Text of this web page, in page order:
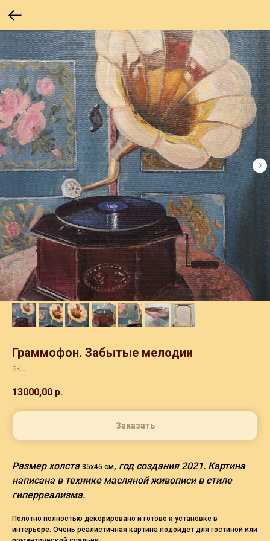
Граммофон. Забытые мелодии
SKU:
13000,00 р.
Заказать
Размер холста 35х45 см, год создания 2021. Картина
написана в технике масляной живописи в стиле
гиперреализма.
Полотно полностью декорировано и готово к установке в
интерьере. Очень реалистичная картина подойдет для гостиной или